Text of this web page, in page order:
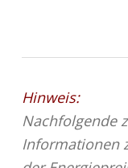
Hinweis:
Nachfolgende
Informationen